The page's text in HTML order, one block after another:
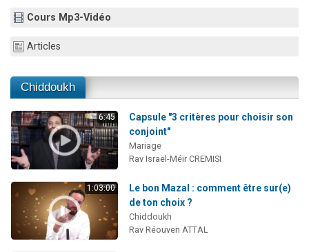
Cours Mp3-Vidéo
Articles
Chiddoukh
6:45
Capsule "3 critères pour choisir son
conjoint"
Mariage
Rav Israël-Méïr CREMISI
1:03:00
Le bon Mazal : comment être sur(e)
de ton choix ?
Chiddoukh
Rav Réouven ATTAL